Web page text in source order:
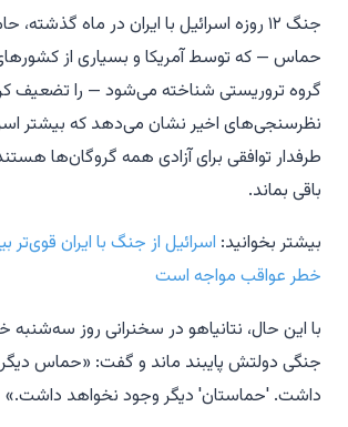
جنگ ۱۲ روزه اسرائیل با ایران در ماه
حماس — که توسط آمریکا و بسیاری از
گروه تروریستی شناخته می‌شود — را تضعیف
نظرسنجی‌های اخیر نشان می‌دهد که بیشتر
طرفدار توافقی برای آزادی همه گروگان‌ها
باقی بماند.
بیشتر بخوانید: اسرائیل از جنگ با ایران قوی‌تر
خطر عواقب مواجه است
با این حال، نتانیاهو در سخنرانی روز سه‌شنبه
جنگی دولتش پایبند ماند و گفت: «حماس
داشت. 'حماستان' دیگر وجود نخواهد داشت.»